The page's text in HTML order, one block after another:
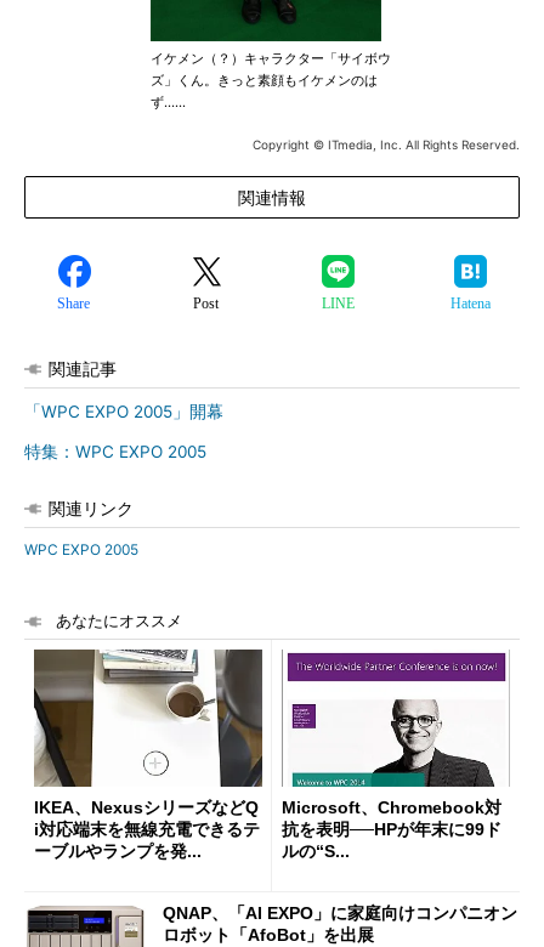
イケメン（？）キャラクター「サイボウ
ズ」くん。きっと素顔もイケメンのは
ず……
Copyright © ITmedia, Inc. All Rights Reserved.
関連情報
Share Post LINE Hatena
関連記事
「WPC EXPO 2005」開幕
特集：WPC EXPO 2005
関連リンク
WPC EXPO 2005
あなたにオススメ
IKEA、NexusシリーズなどQ
i対応端末を無線充電できるテ
ーブルやランプを発...
Microsoft、Chromebook対
抗を表明──HPが年末に99ド
ルの“S...
QNAP、「AI EXPO」に家庭向けコンパニオン
ロボット「AfoBot」を出展